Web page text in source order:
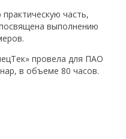
часть,
выполнению
провела для ПАО
в объеме 80 часов.